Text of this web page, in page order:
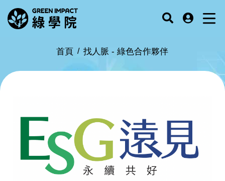
首頁 找人脈 -綠色合作夥伴